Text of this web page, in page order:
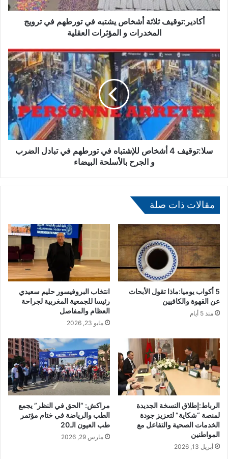
و
ث
ل
ا
ث
ة
أ
ش
خ
ا
ص
ت
ف
ي
و
ر
ط
ه
م
ف
ي
و
ي
ج
ا
ل
م
خ
د
ر
ا
ت
أكادير:توقيف ثلاثة أشخاص يشتبه في تورطهم في ترويج
المخدرات و المؤثرات العقلية
س
ل
ا
:
ت
و
ي
ف
ل
ل
ش
ت
ب
ا
ه
ف
ي
ر
ط
ه
م
ف
ي
ب
ا
د
ل
سلا:توقيف 4 أشخاص للإشتباه في تورطهم في تبادل الضرب
و الجرح بالأسلحة البيضاء
مقالات ذات صلة
5 أكواب يوميا:ماذا تقول الأبحاث
عن القهوة والكافيين
منذ 5 أيام
انتخاب البروفيسور حليم سعيدي
رئيسا للجمعية المغربية لجراحة
العظام والمفاصل
مايو 23, 2026
الرباط:إطلاق النسخة الجديدة
لمنصة “شكاية” لتعزيز جودة
الخدمات الصحية والتفاعل مع
المواطنين
أبريل 13, 2026
مراكش: “الحق في النظر” يجمع
الطب والرياضة في ختام مؤتمر
طب العيون الـ20
مارس 29, 2026